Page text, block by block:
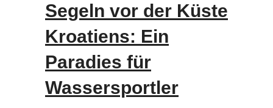
Segeln vor der Küste
Kroatiens: Ein
Paradies für
Wassersportler